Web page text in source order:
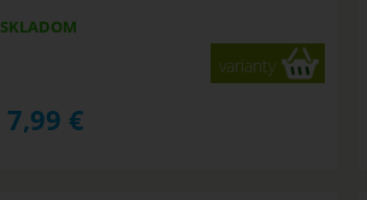
SKLADOM
varianty
7,99 €